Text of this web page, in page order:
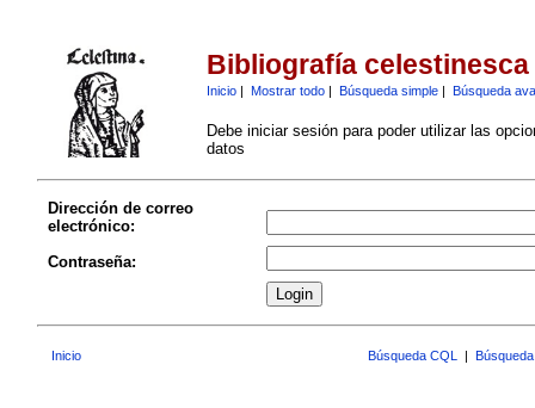
Bibliografía celestinesca
Inicio| Mostrar todo| Búsqueda simple| Búsqueda
Debe iniciar sesión para poder utilizar las
datos
Dirección de correo
electrónico:
Contraseña:
Inicio Búsqueda CQL |